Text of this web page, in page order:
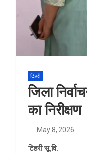
टिहरी
जिला
का निरीक्षण
May 8, 2026
टिहरी सू.वि.